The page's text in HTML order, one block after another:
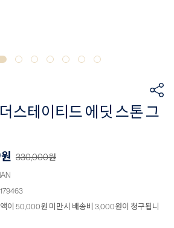
스테이티드 에딧 스톤 그
원 330,000원
이 50,000원 미만시 배송비 3,000원이 청구됩니